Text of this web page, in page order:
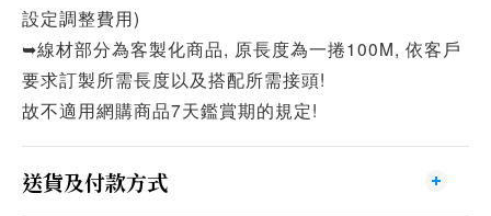
設定調整費用)
➥線材部分為客製化商品, 原長度為一捲100M, 依客戶
要求訂製所需長度以及搭配所需接頭!
故不適用網購商品7天鑑賞期的規定!
送貨及付款方式